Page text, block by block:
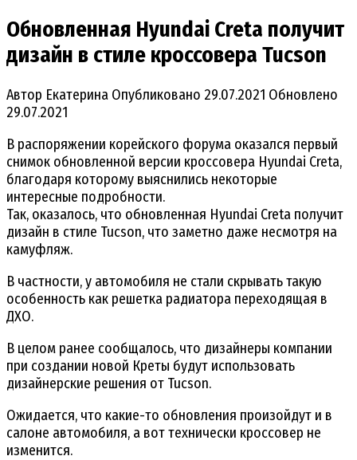
Обновленная Hyundai Creta получит
дизайн в стиле кроссовера Tucson
Автор Екатерина Опубликовано 29.07.2021 Обновлено
29.07.2021
В распоряжении корейского форума оказался первый
снимок обновленной версии кроссовера Hyundai Creta,
благодаря которому выяснились некоторые
интересные подробности.
Так, оказалось, что обновленная Hyundai Creta получит
дизайн в стиле Tucson, что заметно даже несмотря на
камуфляж.
В частности, у автомобиля не стали скрывать такую
особенность как решетка радиатора переходящая в
ДХО.
В целом ранее сообщалось, что дизайнеры компании
при создании новой Креты будут использовать
дизайнерские решения от Tucson.
Ожидается, что какие-то обновления произойдут и в
салоне автомобиля, а вот технически кроссовер не
изменится.